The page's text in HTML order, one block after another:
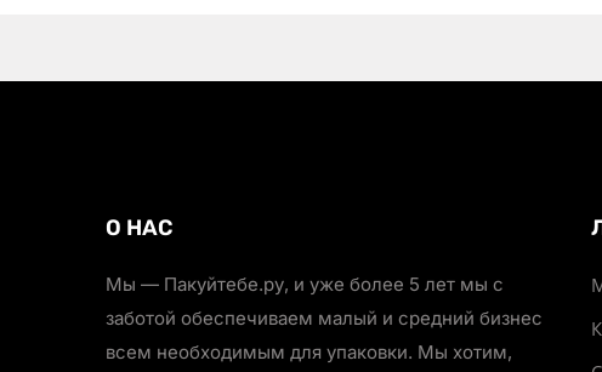
О НАС
Мы — Пакуйтебе.ру, и уже более 5 лет мы с
заботой обеспечиваем малый и средний бизнес
всем необходимым для упаковки. Мы хотим,